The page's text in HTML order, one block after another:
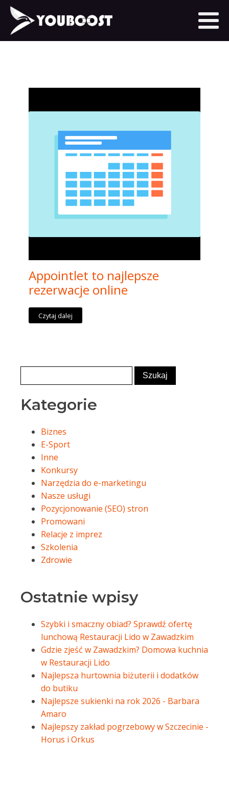
Appointlet to najlepsze
rezerwacje online
Czytaj dalej
Kategorie
Biznes
E-Sport
Inne
Konkursy
Narzędzia do e-marketingu
Nasze usługi
Pozycjonowanie (SEO) stron
Promowani
Relacje z imprez
Szkolenia
Zdrowie
Ostatnie wpisy
Szybki i smaczny obiad? Sprawdź ofertę
lunchową Restauracji Lido w Zawadzkim
Gdzie zjeść w Zawadzkim? Domowa kuchnia
w Restauracji Lido
Najlepsza hurtownia biżuterii i dodatków
do butiku
Najlepsze sukienki na rok 2026 - Barbara
Amaro
Najlepszy zakład pogrzebowy w Szczecinie -
Horus i Orkus